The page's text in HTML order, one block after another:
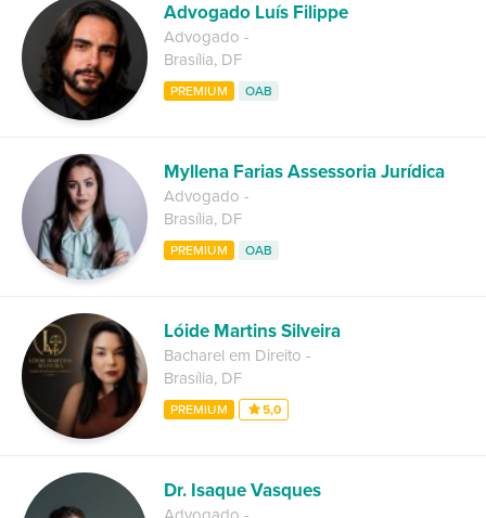
Advogado Luís Filippe
Advogado -
Brasília, DF
PREMIUM OAB
Myllena Farias Assessoria Jurídica
Advogado -
Brasília, DF
PREMIUM OAB
Lóide Martins Silveira
Bacharel em Direito -
Brasília, DF
PREMIUM 5,0
Dr. Isaque Vasques